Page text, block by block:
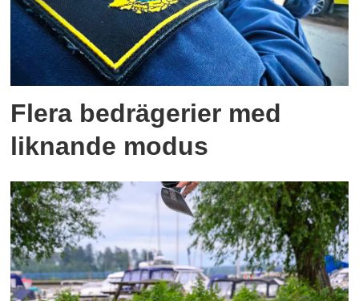
Flera bedrägerier med
liknande modus